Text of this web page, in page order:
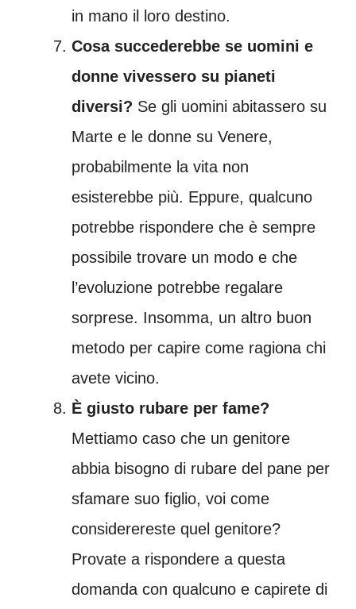
in mano il loro destino.
Cosa succederebbe se uomini e
donne vivessero su pianeti
diversi? Se gli uomini abitassero su
Marte e le donne su Venere,
probabilmente la vita non
esisterebbe più. Eppure, qualcuno
potrebbe rispondere che è sempre
possibile trovare un modo e che
l’evoluzione potrebbe regalare
sorprese. Insomma, un altro buon
metodo per capire come ragiona chi
avete vicino.
È giusto rubare per fame?
Mettiamo caso che un genitore
abbia bisogno di rubare del pane per
sfamare suo figlio, voi come
considerereste quel genitore?
Provate a rispondere a questa
domanda con qualcuno e capirete di